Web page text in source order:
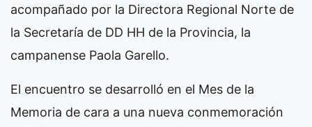
acompañado por la Directora Regional Norte de
la Secretaría de DD HH de la Provincia, la
campanense Paola Garello.
El encuentro se desarrolló en el Mes de la
Memoria de cara a una nueva conmemoración